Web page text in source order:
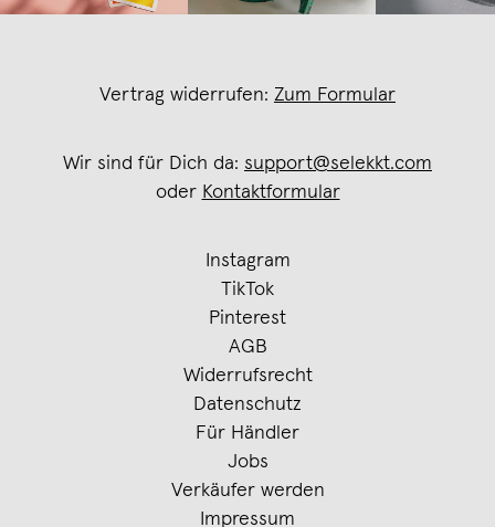
Vertrag widerrufen: Zum Formular
Wir sind für Dich da: support@selekkt.com
oder Kontaktformular
Instagram
TikTok
Pinterest
AGB
Widerrufsrecht
Datenschutz
Für Händler
Jobs
Verkäufer werden
Impressum